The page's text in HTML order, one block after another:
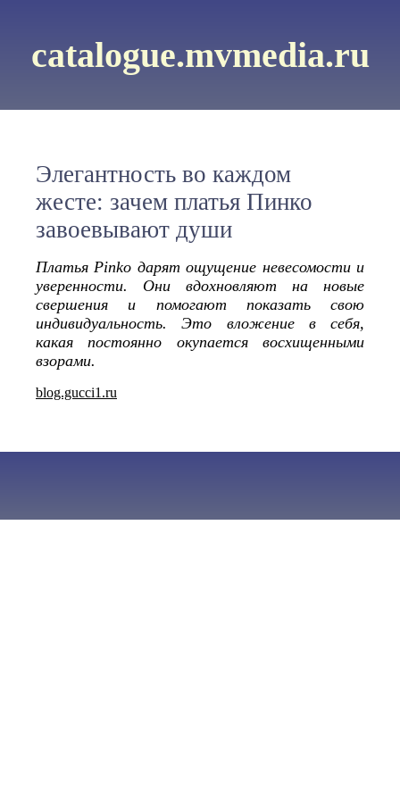
catalogue.mvmedia.ru
Элегантность во каждом
жесте: зачем платья Пинко
завоевывают души
Платья Pinko дарят ощущение невесомости и
уверенности. Они вдохновляют на новые
свершения и помогают показать свою
индивидуальность. Это вложение в себя,
какая постоянно окупается восхищенными
взорами.
blog.gucci1.ru